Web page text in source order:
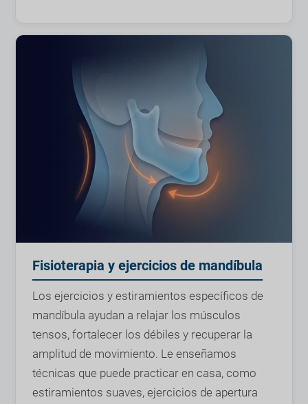
Fisioterapia y ejercicios de mandíbula
Los ejercicios y estiramientos específicos de
mandíbula ayudan a relajar los músculos
tensos, fortalecer los débiles y recuperar la
amplitud de movimiento. Le enseñamos
técnicas que puede practicar en casa, como
estiramientos suaves, ejercicios de apertura